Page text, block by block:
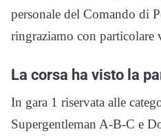
personale del Comando di
ringraziamo con particolare
La corsa ha visto la
In gara 1 riservata alle
Supergentleman A-B-C e